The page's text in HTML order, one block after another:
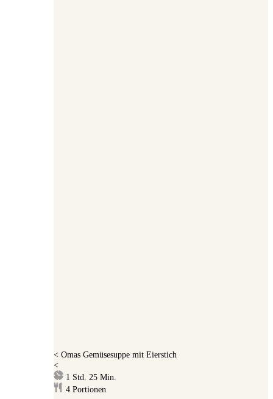
< Omas Gemüsesuppe mit Eierstich
<
1 Stunde
Std. 25 Minuten
Min.
4 Portionen